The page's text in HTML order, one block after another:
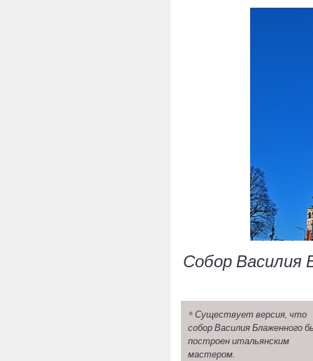
Собор Василия
* Существует версия, что
собор Василия Блаженного
построен итальянским
мастером.